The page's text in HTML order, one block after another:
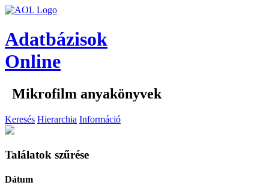
Adatbázisok
Online
Mikrofilm anyakönyvek
Keresés Hierarchia Információ
Találatok szűrése
Dátum